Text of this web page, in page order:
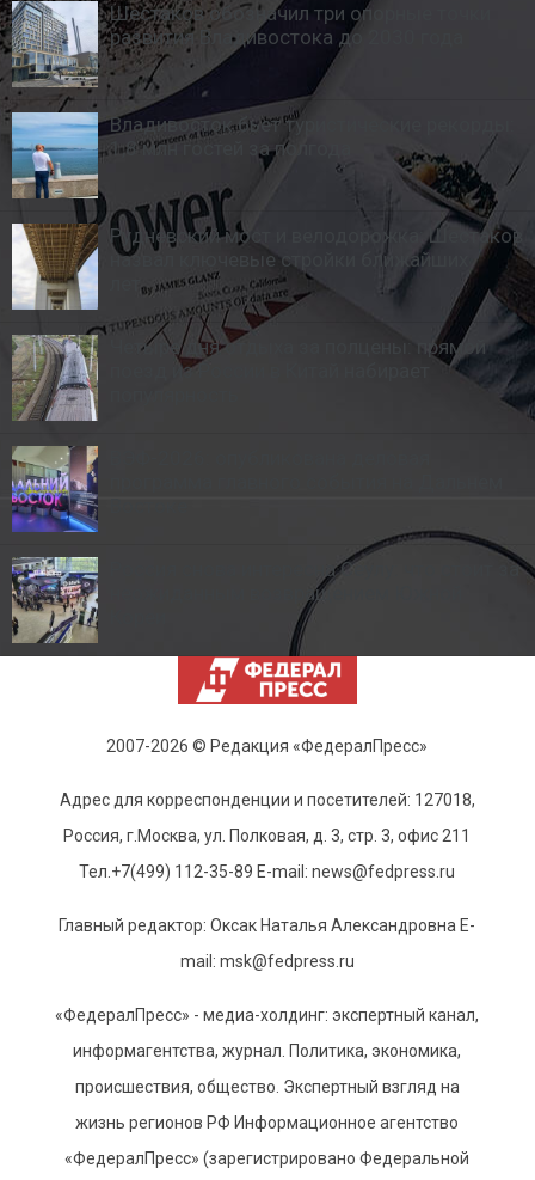
Шестаков обозначил три опорные точки
развития Владивостока до 2030 года
Владивосток бьет туристические рекорды:
1,8 млн гостей за полгода
Рудневский мост и велодорожка: Шестаков
назвал ключевые стройки ближайших
Четыре дня отдыха за полцены: прямой
поезд из России в Китай набирает
Россия снова интересна Сеулу: что стоит за
неожиданным возвращением Южной
2007-2026 © Редакция «ФедералПресс»
Адрес для корреспонденции и посетителей: 127018,
Россия, г.Москва, ул. Полковая, д. 3, стр. 3, офис 211
Тел.+7(499) 112-35-89 E-mail: news@fedpress.ru
Главный редактор: Оксак Наталья Александровна E-
mail: msk@fedpress.ru
«ФедералПресс» - медиа-холдинг: экспертный канал,
информагентства, журнал. Политика, экономика,
происшествия, общество. Экспертный взгляд на
жизнь регионов РФ Информационное агентство
«ФедералПресс» (зарегистрировано Федеральной